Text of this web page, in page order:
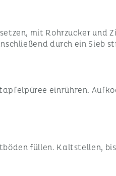
mit Rohrzucker
durch ein Sieb
einrühren.
füllen. Kaltstellen,